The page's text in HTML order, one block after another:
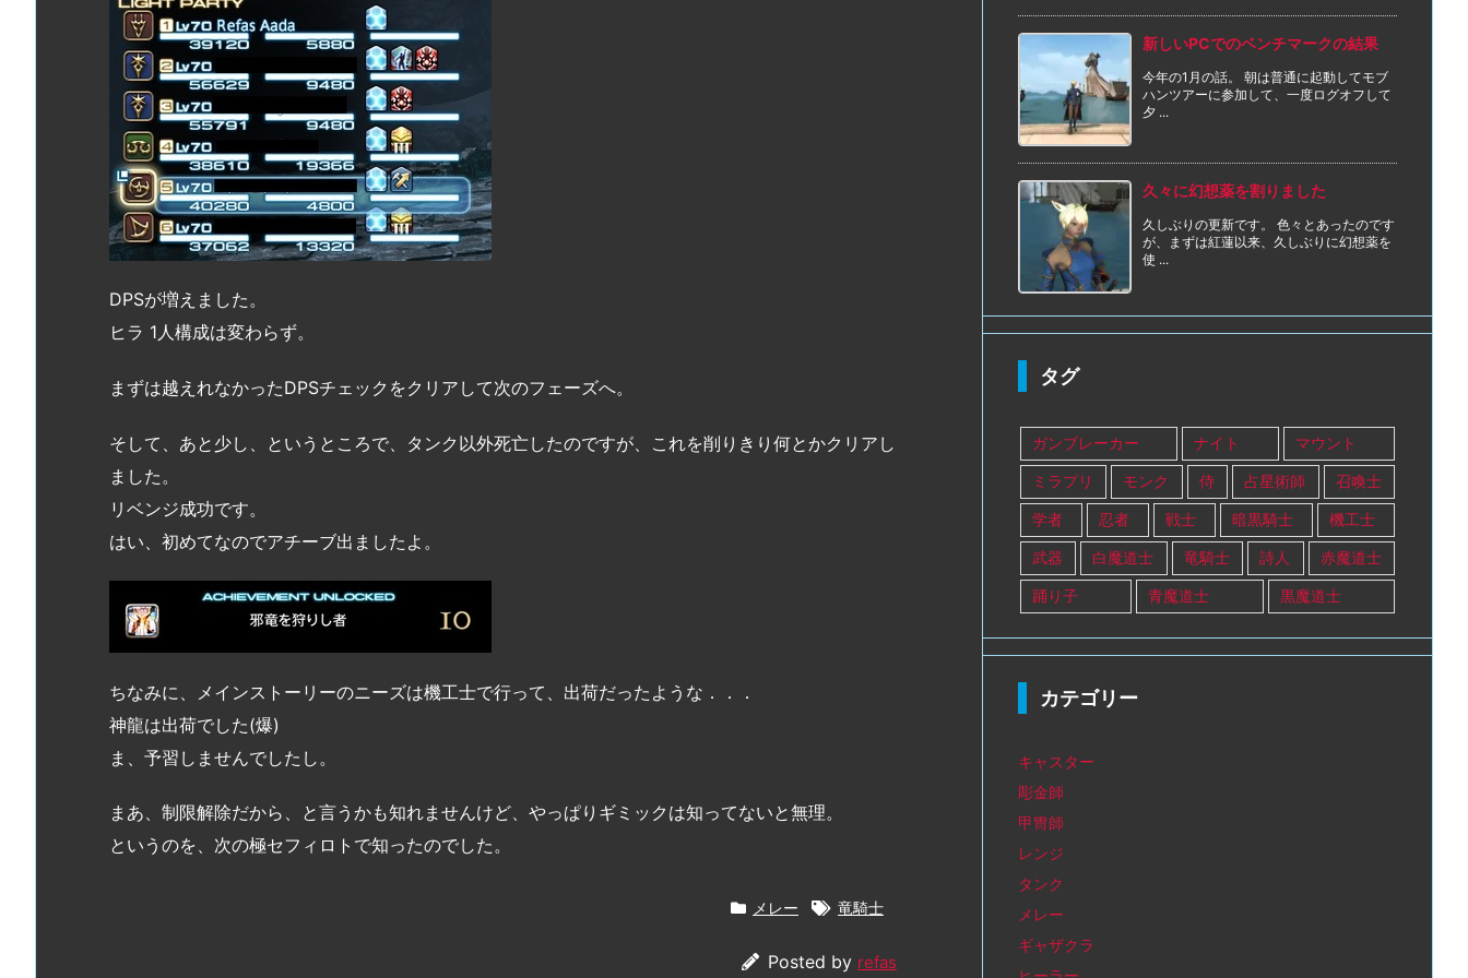
DPSが増えました。
ヒラ 1人構成は変わらず。
まずは越えれなかったDPSチェックをクリアして次のフェーズへ。
そして、あと少し、というところで、タンク以外死亡したのですが、これを削りきり何とかクリアし
ました。
リベンジ成功です。
はい、初めてなのでアチーブ出ましたよ。
ちなみに、メインストーリーのニーズは機工士で行って、出荷だったような．．．
神龍は出荷でした(爆)
ま、予習しませんでしたし。
まあ、制限解除だから、と言うかも知れませんけど、やっぱりギミックは知ってないと無理。
というのを、次の極セフィロトで知ったのでした。
メレー 竜騎士
Posted by refas
新しいPCでのベンチマークの結果
今年の1月の話。 朝は普通に起動してモブ
ハンツアーに参加して、一度ログオフして
夕 ...
久々に幻想薬を割りました
久しぶりの更新です。 色々とあったのです
が、まずは紅蓮以来、久しぶりに幻想薬を
使 ...
タグ
ガンブレーカー ナイト マウント
ミラプリ モンク 侍 占星術師 召喚士
学者 忍者 戦士 暗黒騎士 機工士
武器 白魔道士 竜騎士 詩人 赤魔道士
踊り子 青魔道士 黒魔道士
カテゴリー
キャスター
彫金師
甲冑師
レンジ
タンク
メレー
ギャザクラ